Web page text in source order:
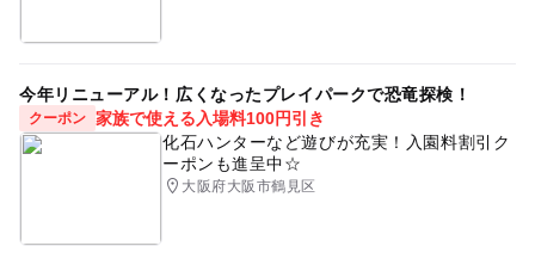
今年リニューアル！広くなったプレイパークで恐竜探検！
クーポン 家族で使える入場料100円引き
化石ハンターなど遊びが充実！入園料割引ク
ーポンも進呈中☆
大阪府大阪市鶴見区